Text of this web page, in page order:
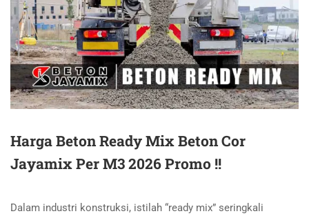
Harga Beton Ready Mix Beton Cor
Jayamix Per M3 2026 Promo !!
Dalam industri konstruksi, istilah “ready mix” seringkali